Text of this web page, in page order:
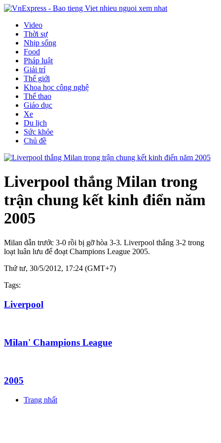
Video
Thời sự
Nhịp sống
Food
Pháp luật
Giải trí
Thế giới
Khoa học công nghệ
Thể thao
Giáo dục
Xe
Du lịch
Sức khỏe
Chủ đề
Liverpool thắng Milan trong
trận chung kết kinh điển năm
2005
Milan dẫn trước 3-0 rồi bị gỡ hòa 3-3. Liverpool thắng 3-2 trong
loạt luân lưu để đoạt Champions League 2005.
Thứ tư, 30/5/2012, 17:24 (GMT+7)
Tags:
Liverpool
Milan' Champions League
2005
Trang nhất